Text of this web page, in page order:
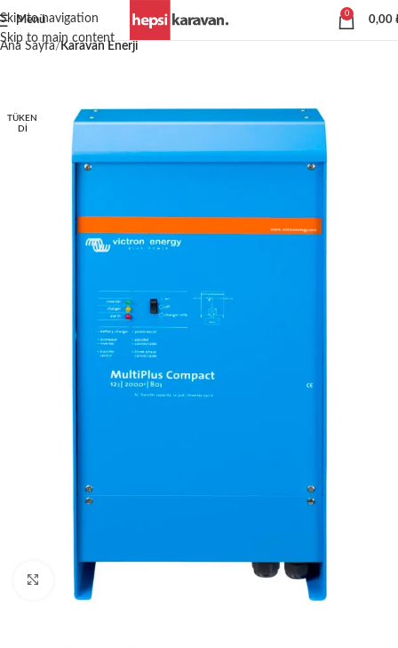
Skip to navigation
Skip to main content
Menü
0
0,00
Ana Sayfa Karavan Enerji
TÜKEN
DI
Büyütmek için tıklayın